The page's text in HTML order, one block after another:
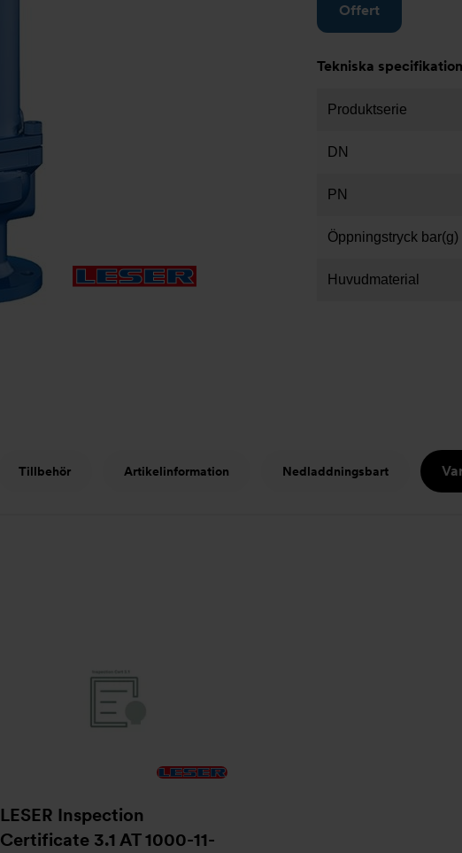
Offert
Tekniska
Produktserie
DN
PN
Öppningstryck bar(g)
Huvudmaterial
Tillbehör Artikelinformation Nedladdningsbart
LESER Inspection
Certificate 3.1 AT 1000-11-